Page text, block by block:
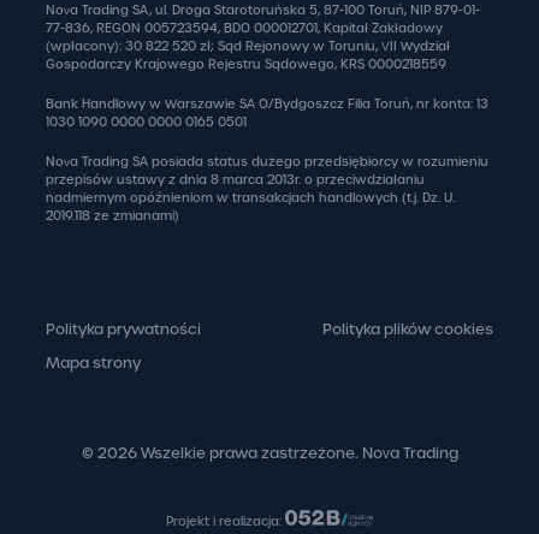
Nova Trading SA, ul. Droga Starotoruńska 5, 87-100 Toruń, NIP 879-01-
77-836, REGON 005723594, BDO 000012701, Kapitał Zakładowy
(wpłacony): 30 822 520 zł; Sąd Rejonowy w Toruniu, VII Wydział
Gospodarczy Krajowego Rejestru Sądowego, KRS 0000218559
Bank Handlowy w Warszawie SA O/Bydgoszcz Filia Toruń, nr konta: 13
1030 1090 0000 0000 0165 0501
Nova Trading SA posiada status dużego przedsiębiorcy w rozumieniu
przepisów ustawy z dnia 8 marca 2013r. o przeciwdziałaniu
nadmiernym opóźnieniom w transakcjach handlowych (t.j. Dz. U.
2019.118 ze zmianami)
© 2026 Wszelkie prawa zastrzeżone. Nova Trading
Polityka prywatności
Polityka plików cookies
Mapa strony
Projekt i realizacja: